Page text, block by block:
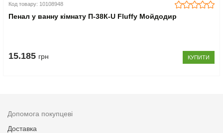
Код товару: 10108948
Пенал у ванну кімнату П-38К-U Fluffy Мойдодир
15.185 грн КУПИТИ
Допомога покупцеві
Доставка